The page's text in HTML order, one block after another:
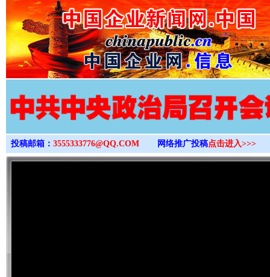
>
投稿邮箱： 3555333776@QQ.COM 网络推广投稿点击进入>>>